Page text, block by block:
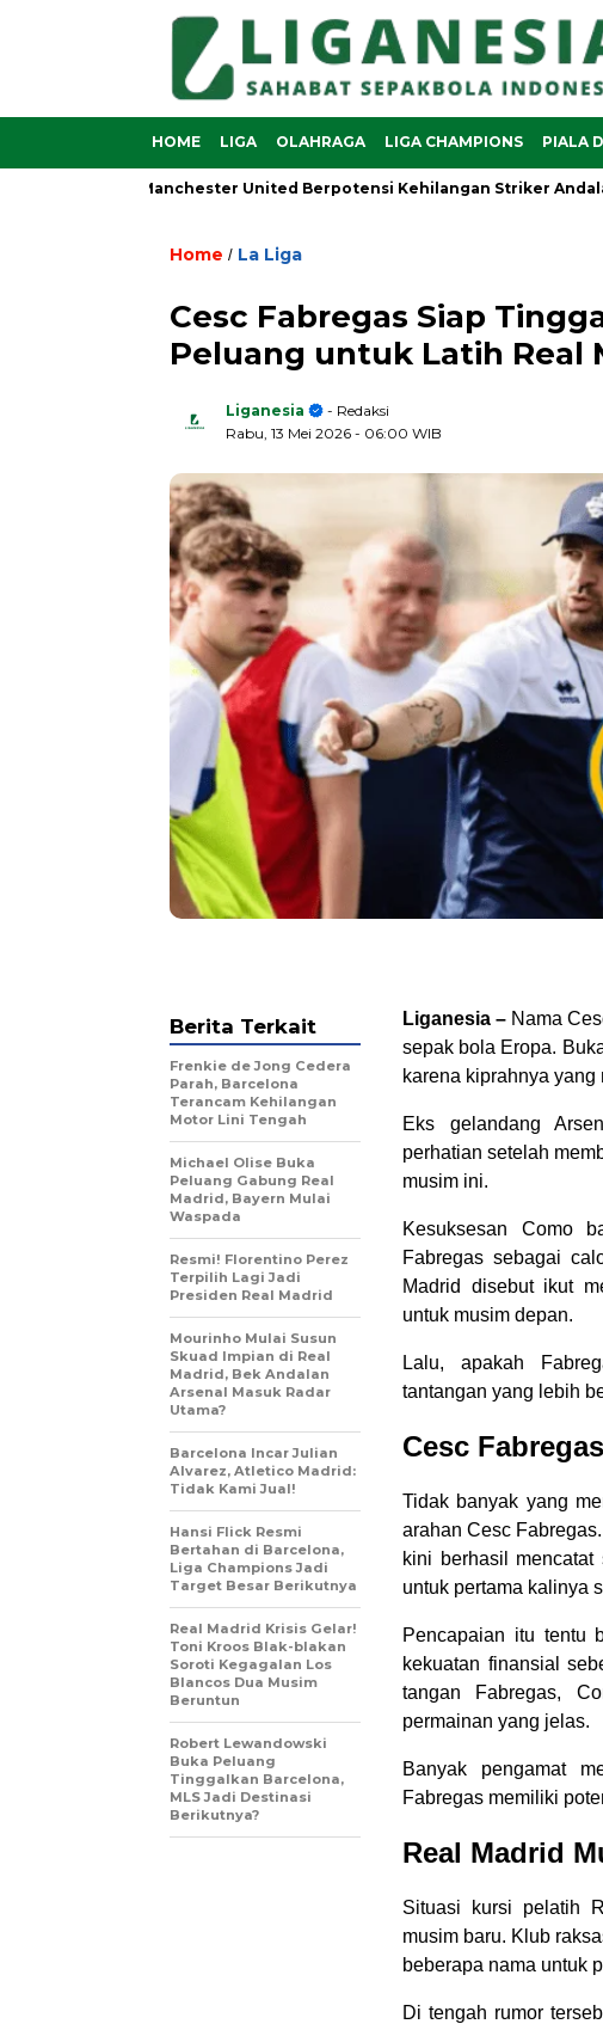
HOME LIGA OLAHRAGA LIGA CHAMPIONS PIALA
Sesko, Manchester United Berpotensi Kehilangan Striker
Home / La Liga
Cesc Fabregas Siap
Peluang untuk Latih Real
Liganesia
- Redaksi
Rabu, 13 Mei 2026 - 06:00 WIB
Liganesia – Nama
sepak bola Eropa.
karena kiprahnya
Eks gelandang
perhatian setelah
musim ini.
Kesuksesan Como
Fabregas sebagai
Madrid disebut ikut
untuk musim depan.
Lalu, apakah
tantangan yang lebih
Cesc
Tidak banyak yang
arahan Cesc
kini berhasil
untuk pertama kalinya
Pencapaian itu tentu
kekuatan finansial
tangan Fabregas,
permainan yang jelas.
Banyak pengamat
Fabregas memiliki
Real Madrid
Situasi kursi pelatih
musim baru. Klub
beberapa nama untuk
Di tengah rumor
Berita Terkait
Frenkie de Jong Cedera
Parah, Barcelona
Terancam Kehilangan
Motor Lini Tengah
Michael Olise Buka
Peluang Gabung Real
Madrid, Bayern Mulai
Waspada
Resmi! Florentino Perez
Terpilih Lagi Jadi
Presiden Real Madrid
Mourinho Mulai Susun
Skuad Impian di Real
Madrid, Bek Andalan
Arsenal Masuk Radar
Utama?
Barcelona Incar Julian
Alvarez, Atletico Madrid:
Tidak Kami Jual!
Hansi Flick Resmi
Bertahan di Barcelona,
Liga Champions Jadi
Target Besar Berikutnya
Real Madrid Krisis Gelar!
Toni Kroos Blak-blakan
Soroti Kegagalan Los
Blancos Dua Musim
Beruntun
Robert Lewandowski
Buka Peluang
Tinggalkan Barcelona,
MLS Jadi Destinasi
Berikutnya?